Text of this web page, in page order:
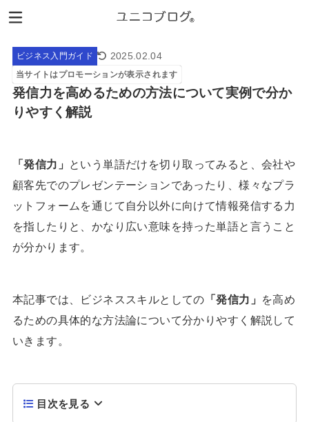
ビジネス入門ガイド 2025.02.04
当サイトはプロモーションが表示されます
発信力を高めるための方法について実例で分か
りやすく解説
「発信力」
という単語だけを切り取ってみると、会社や
顧客先でのプレゼンテーションであったり、様々なプラ
ットフォームを通じて自分以外に向けて情報発信する力
を指したりと、かなり広い意味を持った単語と言うこと
が分かります。
本記事では、ビジネススキルとしての 「発信力」
を高め
るための具体的な方法論について分かりやすく解説して
いきます。
目次を見る